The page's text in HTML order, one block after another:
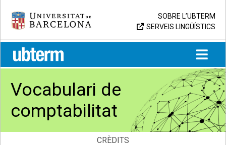
content
Universitat de Barcelona
SOBRE L’UBTERM
SERVEIS LINGÜÍSTICS
UB > UBTERM
Vocabulari de
comptabilitat
CRÈDITS